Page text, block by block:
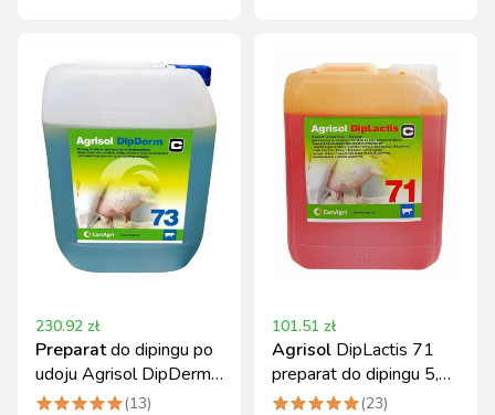
230.92 zł
Preparatdo dipingu po
udoju Agrisol DipDerm
73 zimowy 10 kg
(13)
101.51 zł
Agrisol DipLactis 71
preparat do dipingu 5,4
kg do pielęgnacji
(23)